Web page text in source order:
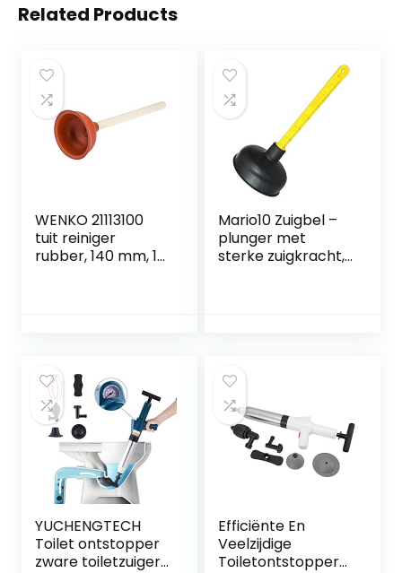
Related Products
WENKO 21113100
tuit reiniger
rubber, 140 mm, 14
Mario10 Zuigbel –
plunger met
sterke zuigkracht,
en andere
afvoeren.
Gemaakt in de EU
YUCHENGTECH
Toilet ontstopper
zware toiletzuiger
Efficiënte En
Veelzijdige
Toiletontstopper